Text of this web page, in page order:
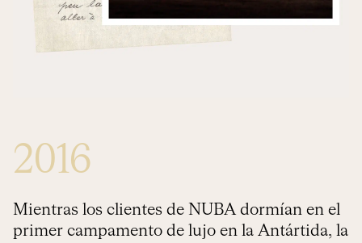
2016
Mientras los clientes de NUBA dormían en el
primer campamento de lujo en la Antártida, la